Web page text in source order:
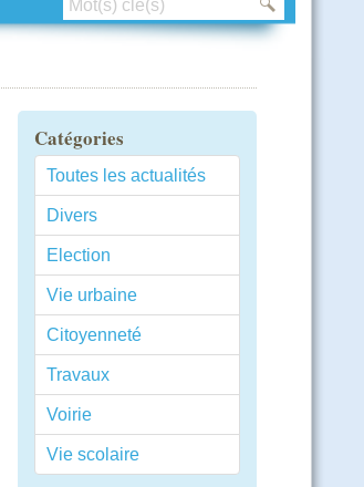
Catégories
Toutes les actualités
Divers
Election
Vie urbaine
Citoyenneté
Travaux
Voirie
Vie scolaire